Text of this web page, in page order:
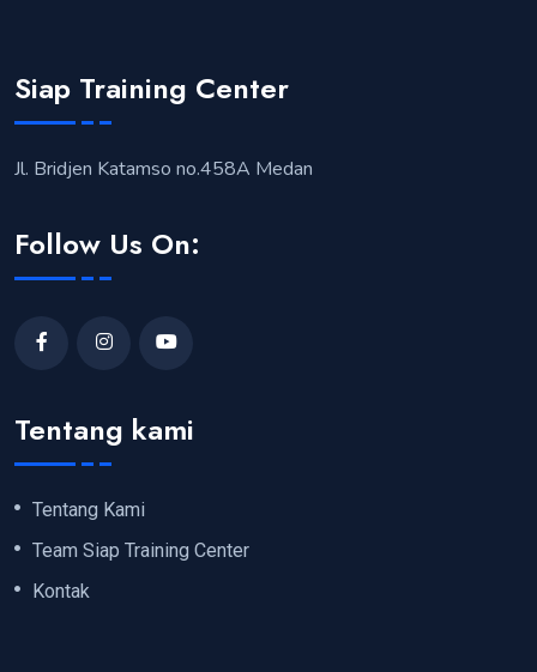
Siap Training Center
Jl. Bridjen Katamso no.458A Medan
Follow Us On:
Tentang kami
Tentang Kami
Team Siap Training Center
Kontak